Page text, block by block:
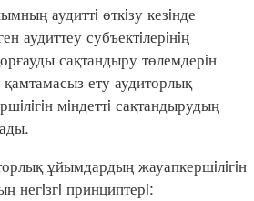
аудиттi өткiзу кезiнде
аудиттеу субъектiлерiнiң
сақтандыру төлемдерiн
ету аудиторлық
мiндеттi сақтандырудың
ұйымдардың жауапкершiлiгiн
негiзгi принциптерi: